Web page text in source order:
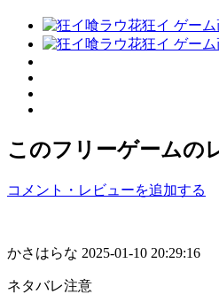
このフリーゲームの
コメント・レビューを追加する
かさはらな 2025-01-10 20:29:16
ネタバレ注意